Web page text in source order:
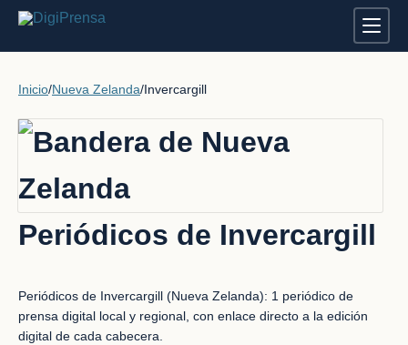
Inicio/Nueva Zelanda/Invercargill
Periódicos de Invercargill
Periódicos de Invercargill (Nueva Zelanda): 1 periódico de
prensa digital local y regional, con enlace directo a la edición
digital de cada cabecera.